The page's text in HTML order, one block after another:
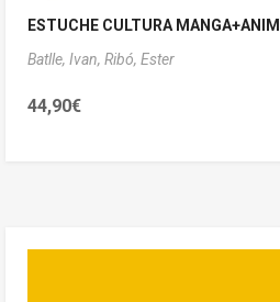
ESTUCHE CULTURA
Batlle, Ivan, Ribó, Ester
44,90€